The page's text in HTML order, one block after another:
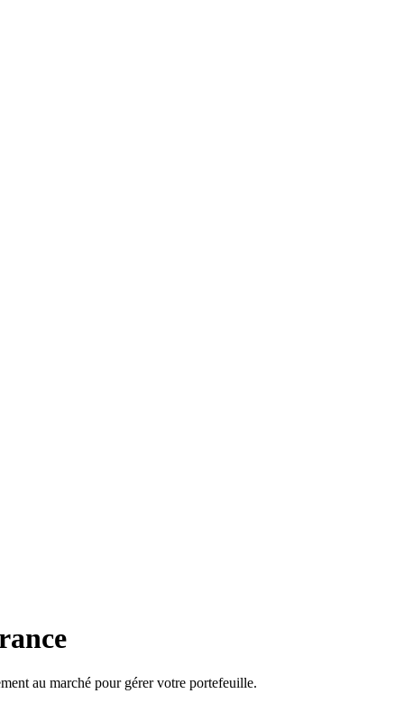
au marché pour gérer votre portefeuille.